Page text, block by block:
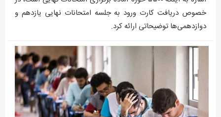
خصوص دریافت کارت ورود به جلسه امتحانات نهایی یازدهم و
دوازدهمی‌ها توضیحاتی ارائه کرد.